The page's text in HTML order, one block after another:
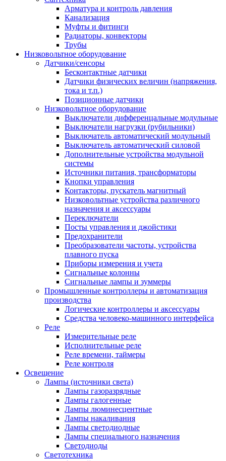
Арматура и контроль давления
Канализация
Муфты и фитинги
Радиаторы, конвекторы
Трубы
Низковольтное оборудование
Датчики/сенсоры
Бесконтактные датчики
Датчики физических величин (напряжения,
тока и т.п.)
Позиционные датчики
Низковольтное оборудование
Выключатели дифференцальные модульные
Выключатели нагрузки (рубильники)
Выключатель автоматический модульный
Выключатель автоматический силовой
Дополнительные устройства модульной
системы
Источники питания, трансформаторы
Кнопки управления
Контакторы, пускатель магнитный
Низковольтные устройства различного
назначения и аксессуары
Переключатели
Посты управления и джойстики
Предохранители
Преобразователи частоты, устройства
плавного пуска
Приборы измерения и учета
Сигнальные колонны
Сигнальные лампы и зуммеры
Промышленные контроллеры и автоматизация
производства
Логические контроллеры и аксессуары
Средства человеко-машинного интерфейса
Реле
Измерительные реле
Исполнительные реле
Реле времени, таймеры
Реле контроля
Освещение
Лампы (источники света)
Лампы газоразрядные
Лампы галогенные
Лампы люминесцентные
Лампы накаливания
Лампы светодиодные
Лампы специального назначения
Светодиоды
Светотехника